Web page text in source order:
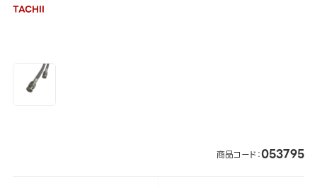
TACHII
商品コード：053795